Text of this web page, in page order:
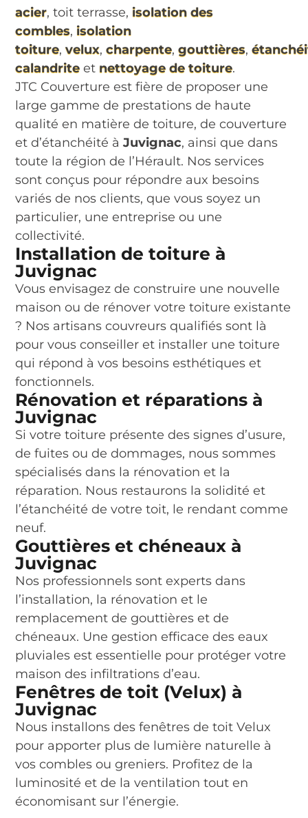
acier, toit terrasse, isolation des
combles, isolation
toiture,velux,charpente,gouttières,
calandrite et nettoyage de toiture.
JTC Couverture est fière de proposer une
large gamme de prestations de haute
qualité en matière de toiture, de couverture
et d’étanchéité àJuvignac, ainsi que dans
toute la région de l’Hérault. Nos services
sont conçus pour répondre aux besoins
variés de nos clients, que vous soyez un
particulier, une entreprise ou une
collectivité.
Installation de toiture à
Juvignac
Vous envisagez de construire une nouvelle
maison ou de rénover votre toiture existante
? Nos artisans couvreurs qualifiés sont là
pour vous conseiller et installer une toiture
qui répond à vos besoins esthétiques et
fonctionnels.
Rénovation et réparations à
Juvignac
Si votre toiture présente des signes d’usure,
de fuites ou de dommages, nous sommes
spécialisés dans la rénovation et la
réparation. Nous restaurons la solidité et
l’étanchéité de votre toit, le rendant comme
neuf.
Gouttières et chéneaux à
Juvignac
Nos professionnels sont experts dans
l’installation, la rénovation et le
remplacement de gouttières et de
chéneaux. Une gestion efficace des eaux
pluviales est essentielle pour protéger votre
maison des infiltrations d’eau.
Fenêtres de toit (Velux) à
Juvignac
Nous installons des fenêtres de toit Velux
pour apporter plus de lumière naturelle à
vos combles ou greniers. Profitez de la
luminosité et de la ventilation tout en
économisant sur l’énergie.